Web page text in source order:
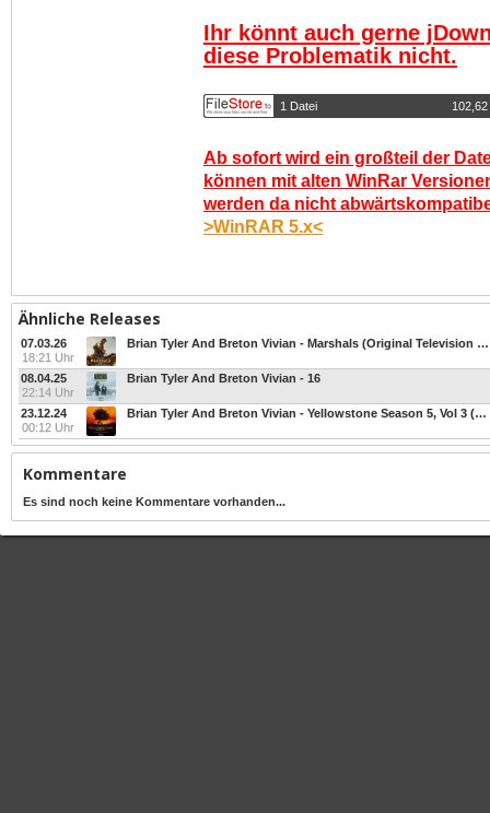
Ihr könnt auch gerne
diese Problematik nicht.
1 Datei
Ab sofort wird ein großteil der
können mit alten WinRar
werden da nicht
>WinRAR 5.x<
Ähnliche Releases
07.03.26
18:21 Uhr
Brian Tyler And Breton Vivian - Marshals (Original Television Soundtrack) Season 1
08.04.25
22:14 Uhr
Brian Tyler And Breton Vivian - 16
23.12.24
00:12 Uhr
Brian Tyler And Breton Vivian - Yellowstone Season 5, Vol 3 (Original Series Soundt
Kommentare
Es sind noch keine Kommentare vorhanden...